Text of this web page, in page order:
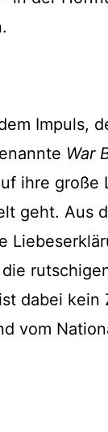
Impuls,
War
ihre große
geht. Aus
dabei kein
vom